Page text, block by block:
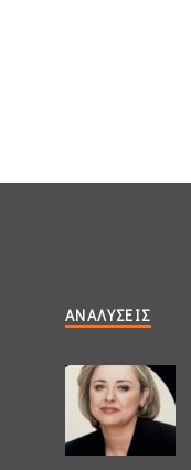
ΑΝΑΛΎΣΕΙΣ